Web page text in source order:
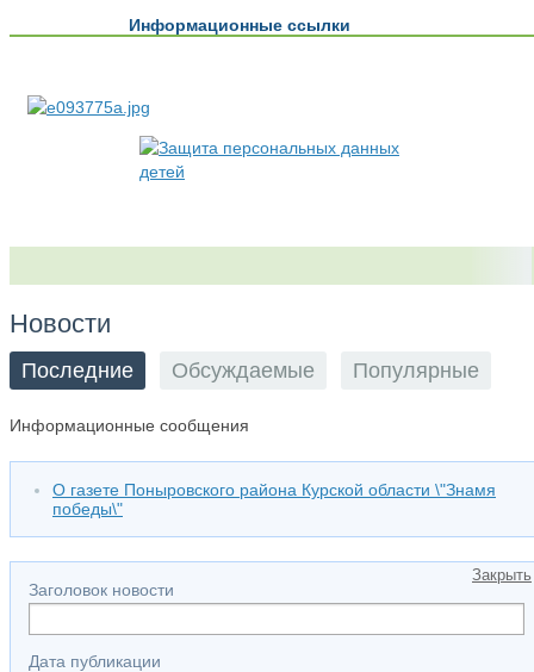
Информационные ссылки
Новости
Последние Обсуждаемые Популярные
Информационные сообщения
О газете Поныровского района Курской области \"Знамя
победы\"
Закрыть
Заголовок новости
Дата публикации